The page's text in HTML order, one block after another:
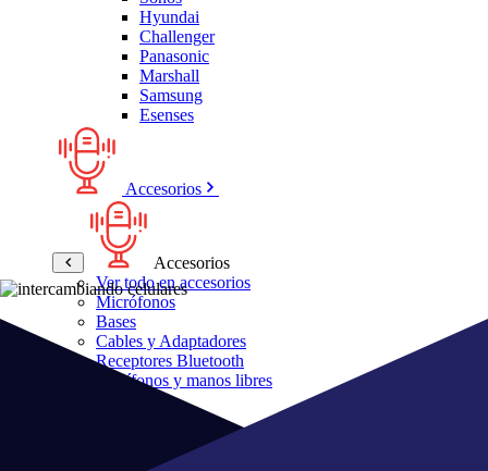
Hyundai
Challenger
Panasonic
Marshall
Samsung
Esenses
Accesorios
Accesorios
Ver todo en accesorios
Micrófonos
Bases
Cables y Adaptadores
Receptores Bluetooth
Audífonos y manos libres